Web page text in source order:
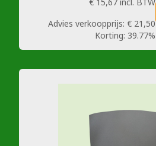
Advies verkoopprijs: € 21,50
Korting: 39.77%